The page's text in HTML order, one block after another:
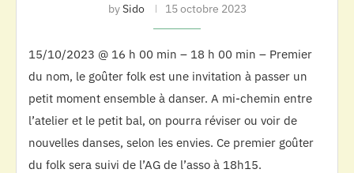
bySido 15 octobre 2023
15/10/2023 @ 16 h 00 min – 18 h 00 min – Premier
du nom, le goûter folk est une invitation à passer un
petit moment ensemble à danser. A mi-chemin entre
l’atelier et le petit bal, on pourra réviser ou voir de
nouvelles danses, selon les envies. Ce premier goûter
du folk sera suivi de l’AG de l’asso à 18h15.